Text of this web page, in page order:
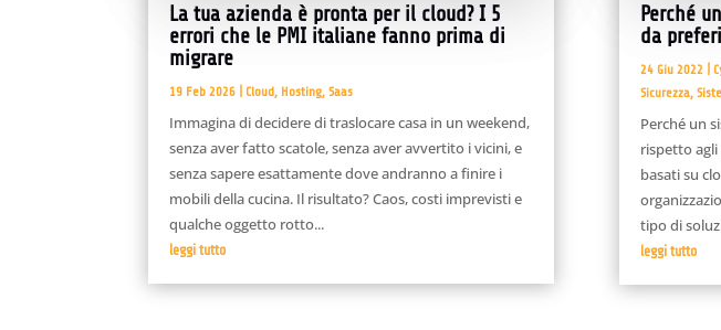
La tua azienda è pronta per il cloud? I 5
errori che le PMI italiane fanno prima di
migrare
19 Feb 2026 Cloud, Hosting,Saas
Immagina di decidere di traslocare casa in un weekend,
senza aver fatto scatole, senza aver avvertito i vicini, e
senza sapere esattamente dove andranno a finire i
mobili della cucina. Il risultato? Caos, costi imprevisti e
qualche oggetto rotto...
leggi tutto
Perché
da
24 Giu 2022
Sicurezza,
Perché un
rispetto
basati su
tipo di
leggi tutto